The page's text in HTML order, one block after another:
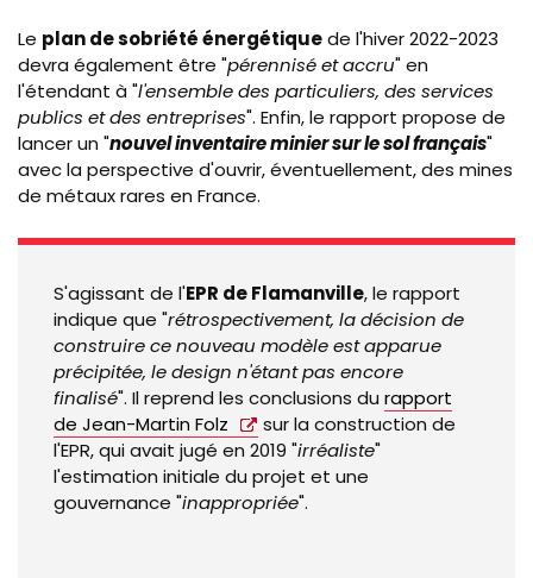
Le plan de sobriété énergétiquede l'hiver 2022-2023
devra également être "pérennisé et accru" en
l'étendant à "l'ensemble des particuliers, des services
publics et des entreprises". Enfin, le rapport propose de
lancer un "nouvel inventaire minier sur le sol français"
avec la perspective d'ouvrir, éventuellement, des mines
de métaux rares en France.
S'agissant de l'EPR de Flamanville, le rapport
indique que "rétrospectivement, la décision de
construire ce nouveau modèle est apparue
précipitée, le design n'étant pas encore
finalisé". Il reprend les conclusions du rapport
de Jean-Martin Folz
sur la construction de
l'EPR, qui avait jugé en 2019 "irréaliste"
l'estimation initiale du projet et une
gouvernance "inappropriée".